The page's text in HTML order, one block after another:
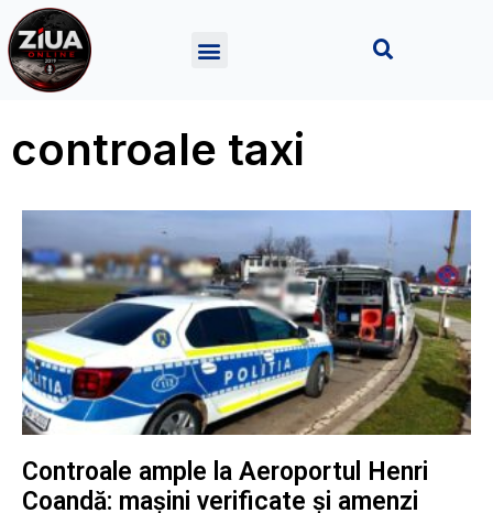
controale taxi
Controale ample la Aeroportul Henri
Coandă: mașini verificate și amenzi